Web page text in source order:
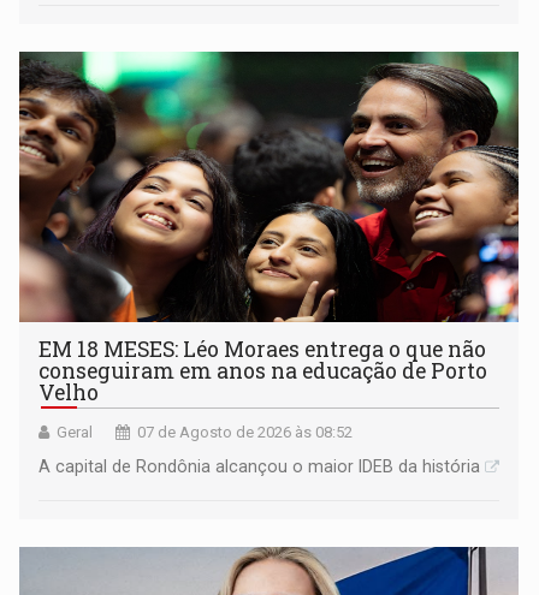
EM 18 MESES: Léo Moraes entrega o que não
conseguiram em anos na educação de Porto
Velho
Geral 07 de Agosto de 2026 às 08:52
A capital de Rondônia alcançou o maior IDEB da história